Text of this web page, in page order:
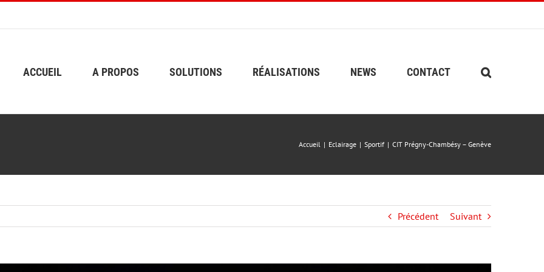
ACCUEIL A PROPOS SOLUTIONS RÉALISATIONS NEWS CONTACT
Accueil Eclairage Sportif CIT Prégny-Chambésy – Genève
Précédent Suivant